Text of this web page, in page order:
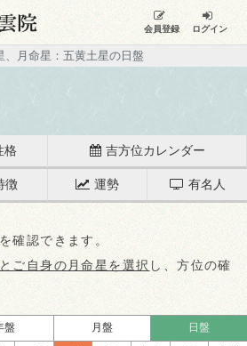
会員登録 ログイン
、月命星：五黄土星の日盤
格 吉方位カレンダー
徴 運勢 有名人
を確認できます。
ご自身の月命星を選択 し、方位の確
盤 月盤 日盤